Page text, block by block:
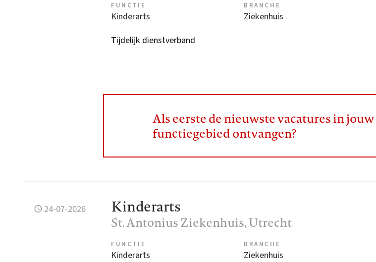
FUNCTIE
Kinderarts
BRANCHE
Ziekenhuis
Tijdelijk dienstverband
Als eerste de nieuwste vacatures in jouw
functiegebied ontvangen?
24-07-2026 Kinderarts
St. Antonius Ziekenhuis, Utrecht
FUNCTIE
Kinderarts
BRANCHE
Ziekenhuis